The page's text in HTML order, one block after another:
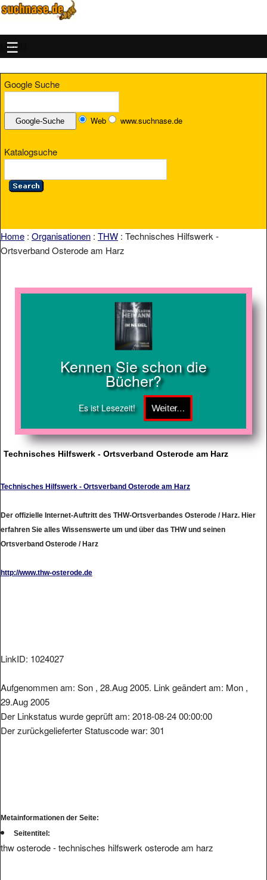
MENU
Google Suche
Web www.suchnase.de
Katalogsuche
Home : Organisationen : THW : Technisches Hilfswerk -
Ortsverband Osterode am Harz
Kennen Sie schon die
Bücher?
Es ist Lesezeit!
Technisches Hilfswerk - Ortsverband Osterode am Harz
Technisches Hilfswerk - Ortsverband Osterode am Harz
Der offizielle Internet-Auftritt des THW-Ortsverbandes Osterode / Harz. Hier
erfahren Sie alles Wissenswerte um und über das THW und seinen
Ortsverband Osterode / Harz
http://www.thw-osterode.de
LinkID: 1024027
Aufgenommen am: Son , 28.Aug 2005. Link geändert am: Mon ,
29.Aug 2005
Der Linkstatus wurde geprüft am: 2018-08-24 00:00:00
Der zurückgelieferter Statuscode war: 301
Metainformationen der Seite:
Seitentitel:
thw osterode - technisches hilfswerk osterode am harz